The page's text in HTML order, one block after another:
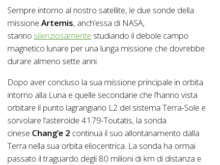
Sempre intorno al nostro satellite, le due sonde della
missione Artemis, anch’essa di NASA,
stanno silenziosamente studiando il debole campo
magnetico lunare per una lunga missione che dovrebbe
durare almeno sette anni.
Dopo aver concluso la sua missione principale in orbita
intorno alla Luna e quelle secondarie che l’hanno vista
orbitare il punto lagrangiano L2 del sistema Terra-Sole e
sorvolare l’asteroide 4179-Toutatis, la sonda
cinese Chang’e 2 continua il suo allontanamento dalla
Terra nella sua orbita eliocentrica. La sonda ha ormai
passato il traguardo degli 80 milioni di km di distanza e